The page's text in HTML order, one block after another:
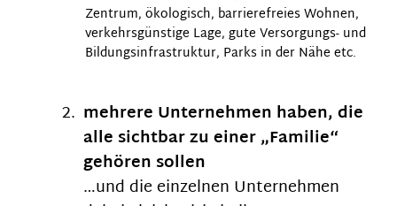
Zentrum, ökologisch, barrierefreies Wohnen,
verkehrsgünstige Lage, gute Versorgungs- und
Bildungsinfrastruktur, Parks in der Nähe etc.
mehrere Unternehmen haben, die
alle sichtbar zu einer „Familie“
gehören sollen
…und die einzelnen Unternehmen